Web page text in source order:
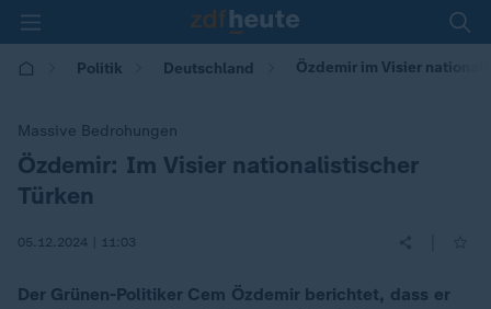
Politik Deutschland Özdemir im Visier
Massive Bedrohungen
:
Özdemir: Im Visier nationalistischer
Türken
05.12.2024 | 11:03
Der Grünen-Politiker Cem Özdemir berichtet, dass er